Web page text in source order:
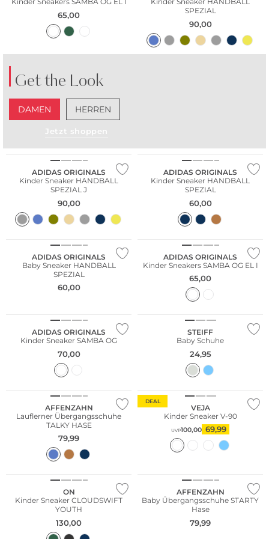
65,00
SPEZIAL
90,00
Get the Look
DAMEN HERREN
Jetzt shoppen
ADIDAS ORIGINALS
Kinder Sneaker HANDBALL
SPEZIAL J
90,00
ADIDAS ORIGINALS
Kinder Sneaker HANDBALL
SPEZIAL
60,00
ADIDAS ORIGINALS
Baby Sneaker HANDBALL
SPEZIAL
60,00
ADIDAS ORIGINALS
Kinder Sneakers SAMBA OG EL I
65,00
ADIDAS ORIGINALS
Kinder Sneaker SAMBA OG
70,00
STEIFF
Baby Schuhe
24,95
AFFENZAHN
Lauflerner Übergangsschuhe
TALKY HASE
79,99
DEAL
VEJA
Kinder Sneaker V-90
UVP100,00 69,99
ON
Kinder Sneaker CLOUDSWIFT
YOUTH
130,00
AFFENZAHN
Baby Übergangsschuhe STARTY
Hase
79,99